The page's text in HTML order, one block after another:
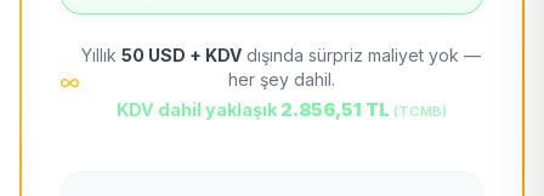
Yıllık 50 USD + KDV dışında sürpriz maliyet yok —
her şey dahil.
KDV dahil yaklaşık 2.856,51 TL (TCMB)